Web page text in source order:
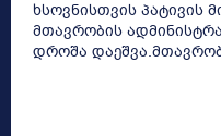
ხსოვნისთვის პატივის
მთავრობის
დროშა